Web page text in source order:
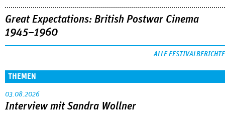
Great Expectations: British Postwar Cinema
1945–1960
ALLE FESTIVALBERICHTE
THEMEN
03.08.2026
Interview mit Sandra Wollner